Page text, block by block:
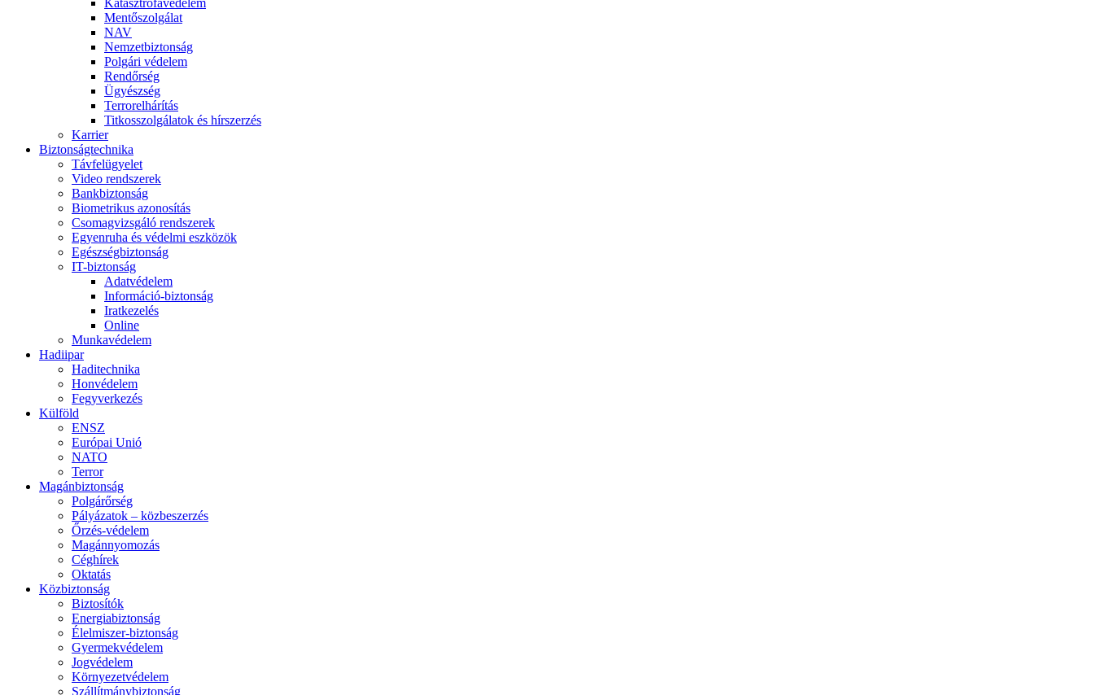
Katasztrófavédelem
Mentőszolgálat
NAV
Nemzetbiztonság
Polgári védelem
Rendőrség
Ügyészség
Terrorelhárítás
Titkosszolgálatok és hírszerzés
Karrier
Biztonságtechnika
Távfelügyelet
Video rendszerek
Bankbiztonság
Biometrikus azonosítás
Csomagvizsgáló rendszerek
Egyenruha és védelmi eszközök
Egészségbiztonság
IT-biztonság
Adatvédelem
Információ-biztonság
Iratkezelés
Online
Munkavédelem
Hadiipar
Haditechnika
Honvédelem
Fegyverkezés
Külföld
ENSZ
Európai Unió
NATO
Terror
Magánbiztonság
Polgárőrség
Pályázatok – közbeszerzés
Őrzés-védelem
Magánnyomozás
Céghírek
Oktatás
Közbiztonság
Biztosítók
Energiabiztonság
Élelmiszer-biztonság
Gyermekvédelem
Jogvédelem
Környezetvédelem
Szállítmánybiztonság